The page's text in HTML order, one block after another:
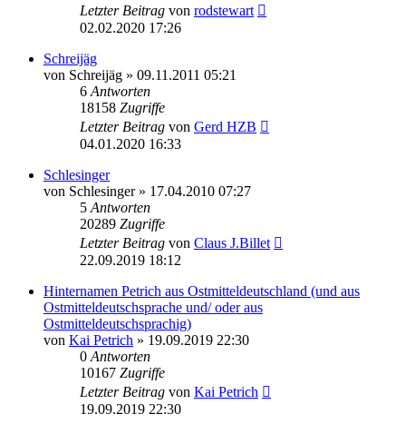
Letzter Beitrag von rodstewart
02.02.2020 17:26
Schreijäg
von Schreijäg » 09.11.2011 05:21
6 Antworten
18158 Zugriffe
Letzter Beitrag von Gerd HZB
04.01.2020 16:33
Schlesinger
von Schlesinger» 17.04.2010 07:27
5 Antworten
20289 Zugriffe
Letzter Beitrag von Claus J.Billet
22.09.2019 18:12
Hinternamen Petrich aus Ostmitteldeutschland (und aus
Ostmitteldeutschsprache und/ oder aus
Ostmitteldeutschsprachig)
von Kai Petrich » 19.09.2019 22:30
0 Antworten
10167 Zugriffe
Letzter Beitrag von Kai Petrich
19.09.2019 22:30